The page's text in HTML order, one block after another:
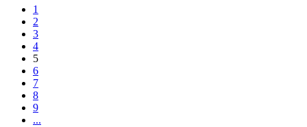
1
2
3
4
5
6
7
8
9
...